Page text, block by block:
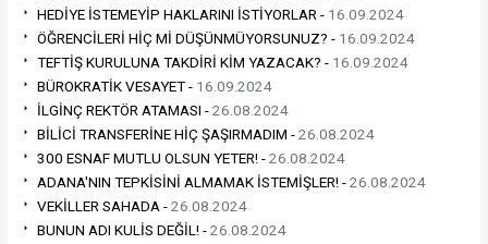
HEDİYE İSTEMEYİP HAKLARINI İSTİYORLAR - 16.09.2024
ÖĞRENCİLERİ HİÇ Mİ DÜŞÜNMÜYORSUNUZ? - 16.09.2024
TEFTİŞ KURULUNA TAKDİRİ KİM YAZACAK? - 16.09.2024
BÜROKRATİK VESAYET - 16.09.2024
İLGİNÇ REKTÖR ATAMASI -26.08.2024
BİLİCİ TRANSFERİNE HİÇ ŞAŞIRMADIM -26.08.2024
300 ESNAF MUTLU OLSUN YETER! -26.08.2024
ADANA'NIN TEPKİSİNİ ALMAMAK İSTEMİŞLER! -26.08.2024
VEKİLLER SAHADA -26.08.2024
BUNUN ADI KULİS DEĞİL! -26.08.2024